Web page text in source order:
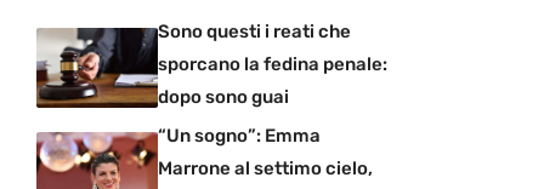
Sono questi i reati che
sporcano la fedina penale:
dopo sono guai
“Un sogno”: Emma
Marrone al settimo cielo,